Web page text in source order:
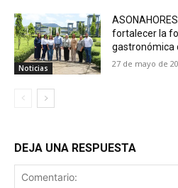
Noticias
fortalecer la
gastronómica
27 de mayo de
DEJA UNA RESPUESTA